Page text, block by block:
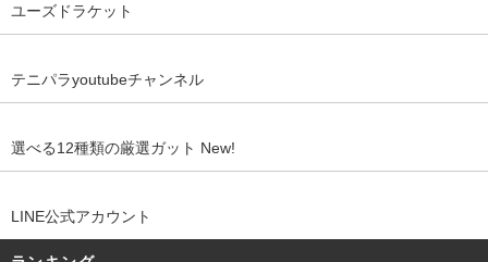
ユーズドラケット
テニパラyoutubeチャンネル
選べる12種類の厳選ガット New!
LINE公式アカウント